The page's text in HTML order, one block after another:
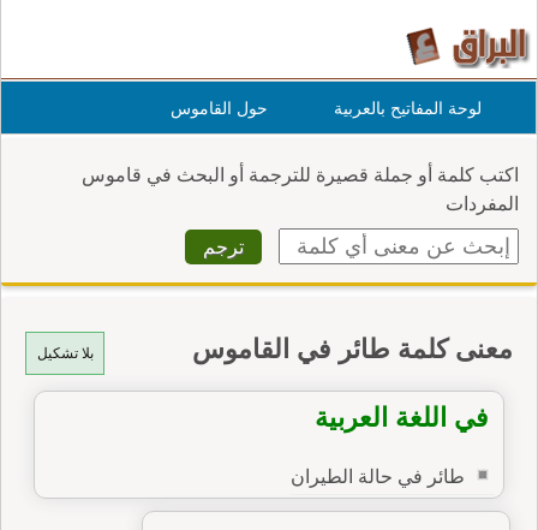
لوحة المفاتيح بالعربية حول القاموس
اكتب كلمة أو جملة قصيرة للترجمة أو البحث في قاموس
المفردات
بلا تشكيل معنى كلمة طائر في القاموس
في اللغة العربية
طائر في حالة الطيران